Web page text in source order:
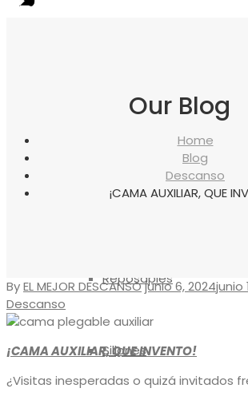
Reposapiés
Sillones
Our Blog
Home
Blog
Descanso
¡CAMA AUXILIAR, QUE
ByEL MEJOR DESCANSOjunio 6, 2024junio
Descanso
¡CAMA AUXILIAR, QUE INVENTO!
¿Visitas inesperadas o quizá invitados